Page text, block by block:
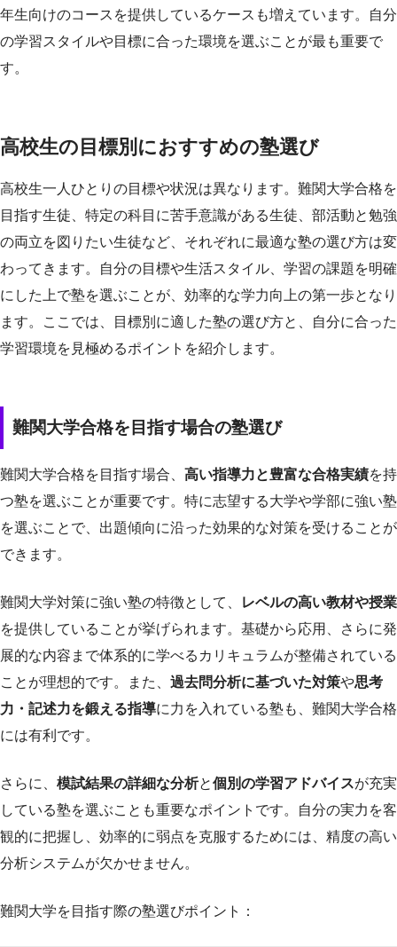
年生向けのコースを提供しているケースも増えています。自分
の学習スタイルや目標に合った環境を選ぶことが最も重要で
す。
高校生の目標別におすすめの塾選び
高校生一人ひとりの目標や状況は異なります。難関大学合格を
目指す生徒、特定の科目に苦手意識がある生徒、部活動と勉強
の両立を図りたい生徒など、それぞれに最適な塾の選び方は変
わってきます。自分の目標や生活スタイル、学習の課題を明確
にした上で塾を選ぶことが、効率的な学力向上の第一歩となり
ます。ここでは、目標別に適した塾の選び方と、自分に合った
学習環境を見極めるポイントを紹介します。
難関大学合格を目指す場合の塾選び
難関大学合格を目指す場合、 高い指導力と豊富な合格実績を持
つ塾を選ぶことが重要です。特に志望する大学や学部に強い塾
を選ぶことで、出題傾向に沿った効果的な対策を受けることが
できます。
難関大学対策に強い塾の特徴として、
レベルの高い教材や授業
を提供していることが挙げられます。基礎から応用、さらに発
展的な内容まで体系的に学べるカリキュラムが整備されている
ことが理想的です。また、 過去問分析に基づいた対策や思考
力・記述力を鍛える指導に力を入れている塾も、難関大学合格
には有利です。
さらに、 模試結果の詳細な分析と個別の学習アドバイスが充実
している塾を選ぶことも重要なポイントです。自分の実力を客
観的に把握し、効率的に弱点を克服するためには、精度の高い
分析システムが欠かせません。
難関大学を目指す際の塾選びポイント：